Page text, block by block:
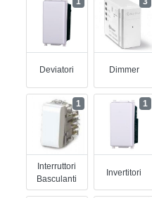
Deviatori Dimmer
Interruttori
Basculanti
1
Invertitori
1